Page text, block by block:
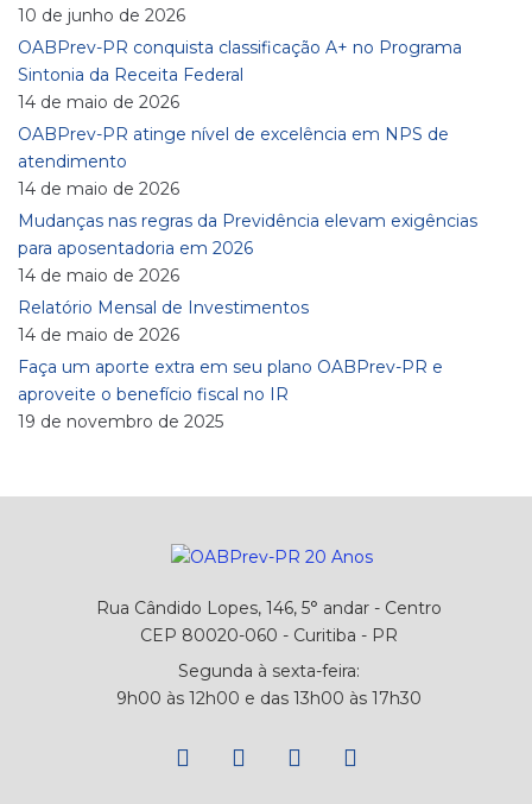
10 de junho de 2026
OABPrev-PR conquista classificação A+ no Programa
Sintonia da Receita Federal
14 de maio de 2026
OABPrev-PR atinge nível de excelência em NPS de
atendimento
14 de maio de 2026
Mudanças nas regras da Previdência elevam exigências
para aposentadoria em 2026
14 de maio de 2026
Relatório Mensal de Investimentos
14 de maio de 2026
Faça um aporte extra em seu plano OABPrev-PR e
aproveite o benefício fiscal no IR
19 de novembro de 2025
Rua Cândido Lopes, 146, 5° andar - Centro
CEP 80020-060 - Curitiba - PR
Segunda à sexta-feira:
9h00 às 12h00 e das 13h00 às 17h30